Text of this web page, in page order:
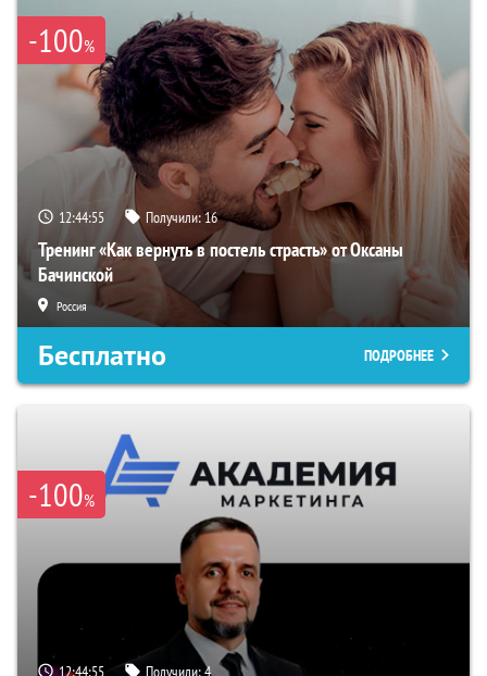
-100%
12:44:54 Получили:16
Тренинг «Как вернуть в постель страсть» от Оксаны
Бачинской
Россия
Бесплатно ПОДРОБНЕЕ
-100%
12:44:54 Получили:4